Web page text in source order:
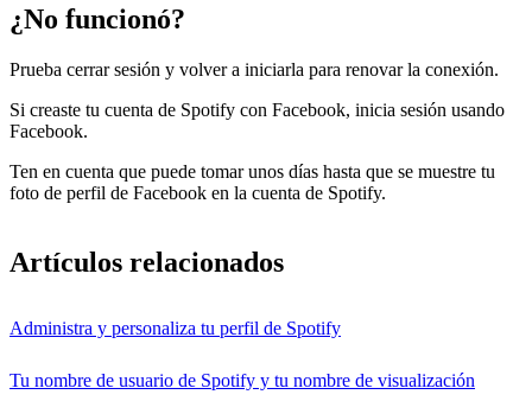
¿No funcionó?
Prueba cerrar sesión y volver a iniciarla para renovar la conexión.
Si creaste tu cuenta de Spotify con Facebook, inicia sesión usando
Facebook.
Ten en cuenta que puede tomar unos días hasta que se muestre tu
foto de perfil de Facebook en la cuenta de Spotify.
Artículos relacionados
Administra y personaliza tu perfil de Spotify
Tu nombre de usuario de Spotify y tu nombre de visualización